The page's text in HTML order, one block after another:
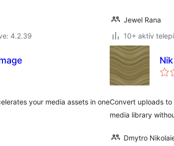
4.2.39
Jewel Rana
10+ aktív
your media assets in oneConvert uploads
media library
Dmytro